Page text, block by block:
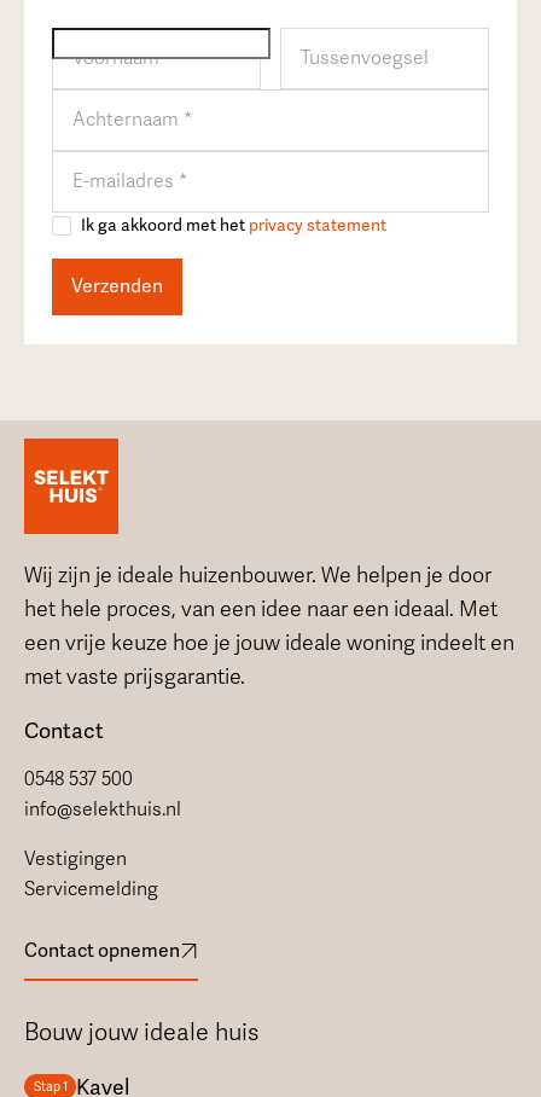
Ik ga akkoord met het privacy statement
Wij zijn je ideale huizenbouwer. We helpen je door
het hele proces, van een idee naar een ideaal. Met
een vrije keuze hoe je jouw ideale woning indeelt en
met vaste prijsgarantie.
Contact
0548 537 500
info@selekthuis.nl
Vestigingen
Servicemelding
Contact opnemen
Bouw jouw ideale huis
Stap 1 Kavel